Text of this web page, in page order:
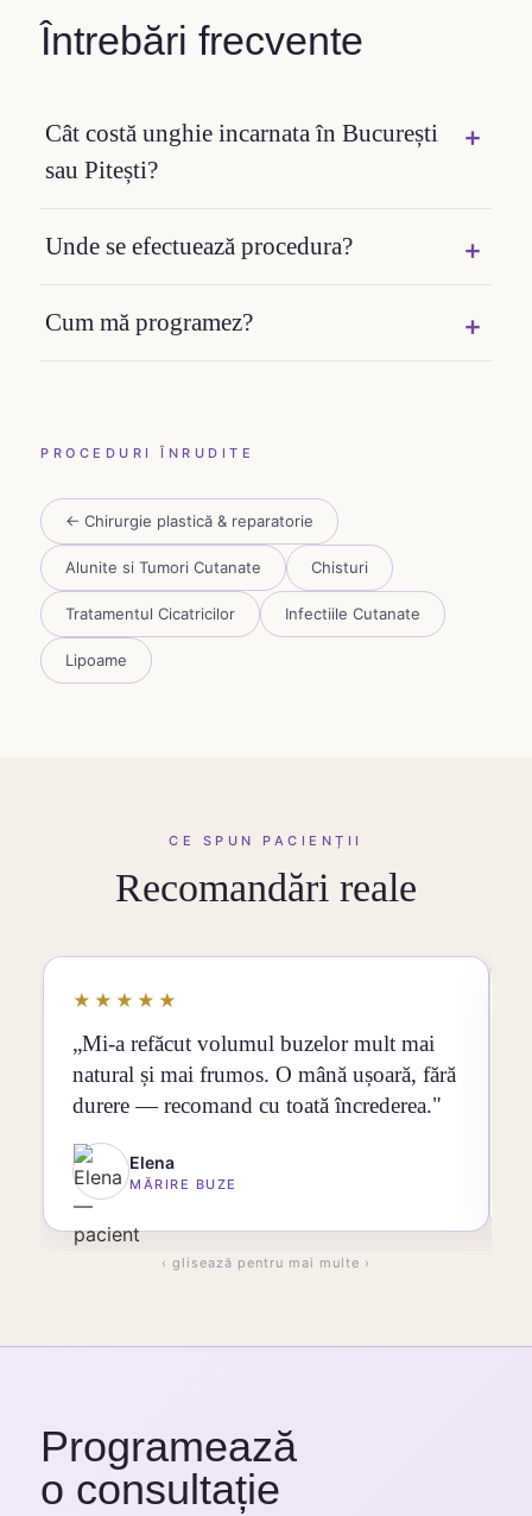
Întrebări frecvente
Cât costă unghie incarnata în București
sau Pitești?
Unde se efectuează procedura?
Cum mă programez?
PROCEDURI ÎNRUDITE
← Chirurgie plastică & reparatorie
Alunite si Tumori Cutanate Chisturi
Tratamentul Cicatricilor Infectiile Cutanate
Lipoame
CE SPUN PACIENȚII
Recomandări reale
★★★★★
„Mi-a refăcut volumul buzelor mult mai
natural și mai frumos. O mână ușoară, fără
durere — recomand cu toată încrederea."
Elena
MĂRIRE BUZE
‹ glisează pentru mai multe ›
Programează
o consultație